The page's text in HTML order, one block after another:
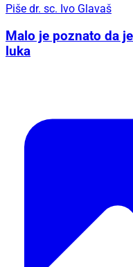
Piše dr. sc. Ivo Glavaš
Malo je poznato da
luka